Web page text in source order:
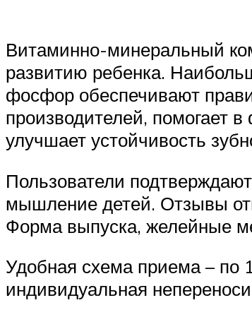
Витаминно-минеральный
развитию ребенка.
фосфор обеспечивают
производителей, помогает
улучшает устойчивость
Пользователи
мышление детей. Отзывы
Форма выпуска, желейные
Удобная схема приема – по
индивидуальная